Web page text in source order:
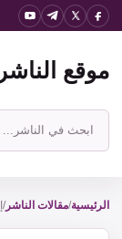
انتقل
المحتوى
موقع الناشر
ابحث
في
الناشر
الرئيسية/مقالات الناشر/